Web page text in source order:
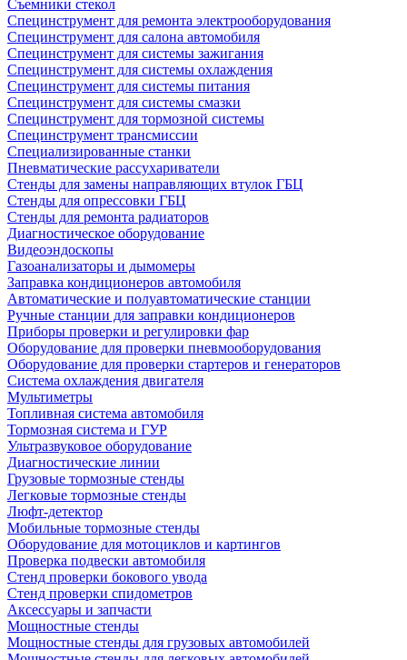
Съемники стекол
Специнструмент для ремонта электрооборудования
Специнструмент для салона автомобиля
Специнструмент для системы зажигания
Специнструмент для системы охлаждения
Специнструмент для системы питания
Специнструмент для системы смазки
Специнструмент для тормозной системы
Специнструмент трансмиссии
Специализированные станки
Пневматические рассухариватели
Стенды для замены направляющих втулок ГБЦ
Стенды для опрессовки ГБЦ
Стенды для ремонта радиаторов
Диагностическое оборудование
Видеоэндоскопы
Газоанализаторы и дымомеры
Заправка кондиционеров автомобиля
Автоматические и полуавтоматические станции
Ручные станции для заправки кондиционеров
Приборы проверки и регулировки фар
Оборудование для проверки пневмооборудования
Оборудование для проверки стартеров и генераторов
Система охлаждения двигателя
Мультиметры
Топливная система автомобиля
Тормозная система и ГУР
Ультразвуковое оборудование
Диагностические линии
Грузовые тормозные стенды
Легковые тормозные стенды
Люфт-детектор
Мобильные тормозные стенды
Оборудование для мотоциклов и картингов
Проверка подвески автомобиля
Стенд проверки бокового увода
Стенд проверки спидометров
Аксессуары и запчасти
Мощностные стенды
Мощностные стенды для грузовых автомобилей